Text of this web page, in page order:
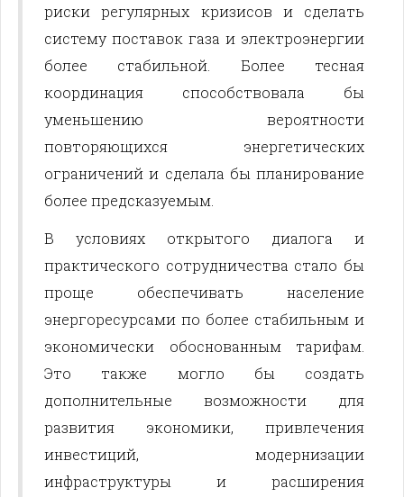
риски регулярных кризисов и сделать
систему поставок газа и электроэнергии
более стабильной. Более тесная
координация способствовала бы
уменьшению вероятности
повторяющихся энергетических
ограничений и сделала бы планирование
более предсказуемым.
В условиях открытого диалога и
практического сотрудничества стало бы
проще обеспечивать население
энергоресурсами по более стабильным и
экономически обоснованным тарифам.
Это также могло бы создать
дополнительные возможности для
развития экономики, привлечения
инвестиций, модернизации
инфраструктуры и расширения